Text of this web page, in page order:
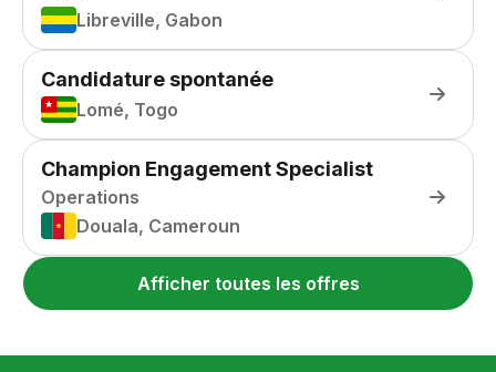
Libreville, Gabon
Candidature spontanée
Lomé, Togo
Champion Engagement Specialist
Operations
Douala, Cameroun
Afficher toutes les offres